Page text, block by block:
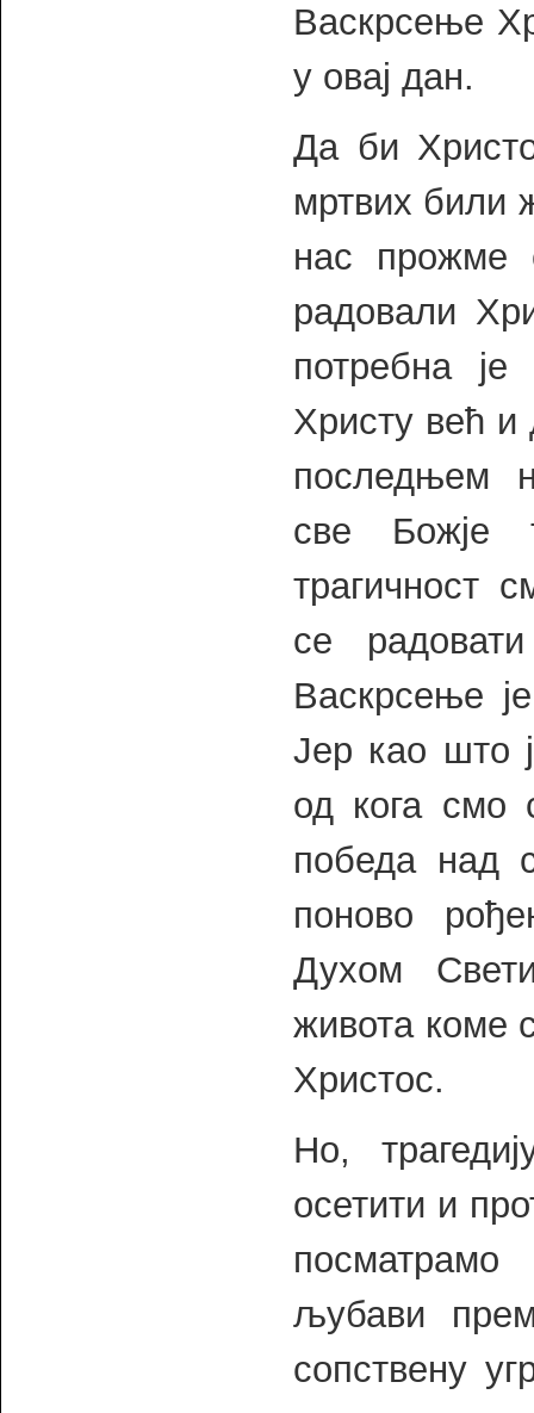
Васкрсење
у овај дан.
Да би
мртвих били
нас прожме
радовали
потребна
Христу већ и
последњем
све Божје
трагичност
се
Васкрсење
Јер као што
од кога смо
победа над
поново
Духом
живота коме
Христос.
Но,
осетити и
љубави
сопствену